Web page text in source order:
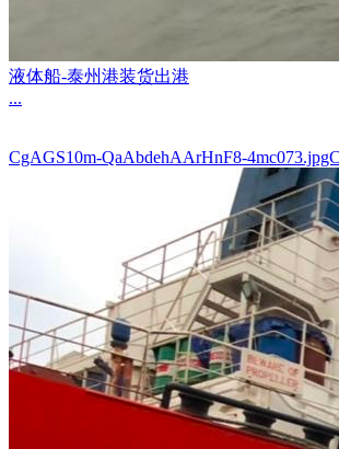
液体船-泰州港装货出港
...
CgAGS10m-QaAbdehAArHnF8-